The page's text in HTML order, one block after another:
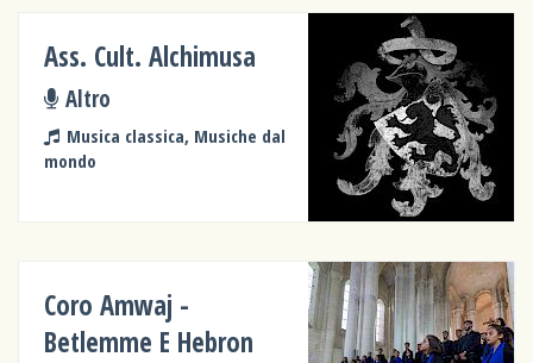
Ass. Cult. Alchimusa
Altro
Musica classica, Musiche dal
mondo
Coro Amwaj -
Betlemme E Hebron